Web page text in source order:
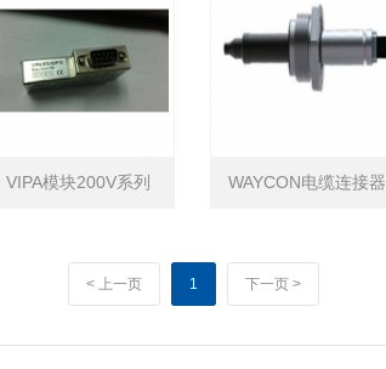
VIPA模块200V系列 WAYCON电缆连接器
< 上一页 1 下一页 >